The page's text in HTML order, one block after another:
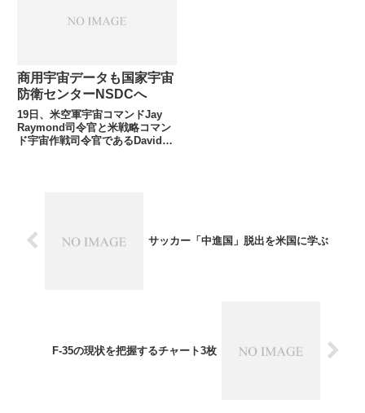
弾準備宇宙船「Art...
商用宇宙データも国家宇宙
防衛センターNSDCへ
19日、米空軍宇宙コマンドJay
Raymond司令官と米戦略コマン
ド宇宙作戦司令官であるDavid
サッカー「中進国」脱出を米国に学ぶ
F-35の現状を把握するチャート3枚